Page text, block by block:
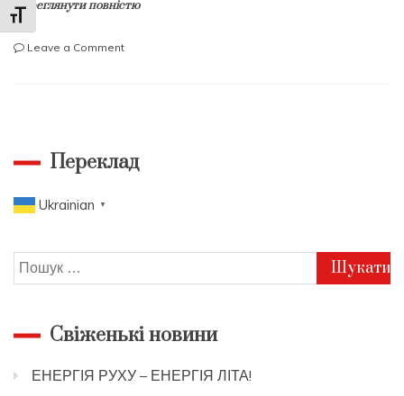
Toggle Font size
Переглянути повністю
Leave a Commenton
Переклад
Ukrainian ▼
Пошук:
Свіженькі новини
ЕНЕРГІЯ РУХУ – ЕНЕРГІЯ ЛІТА!